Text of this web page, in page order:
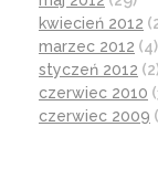
kwiecień 2012
marzec 2012 (4)
styczeń 2012
czerwiec 2010
czerwiec 2009